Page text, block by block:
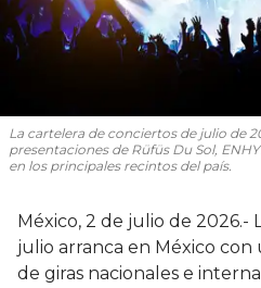
La cartelera de conciertos de julio de
presentaciones de Rüfüs Du Sol,
en los principales recintos del país.
México, 2 de julio de 2026.-
julio arranca en México
de giras nacionales e